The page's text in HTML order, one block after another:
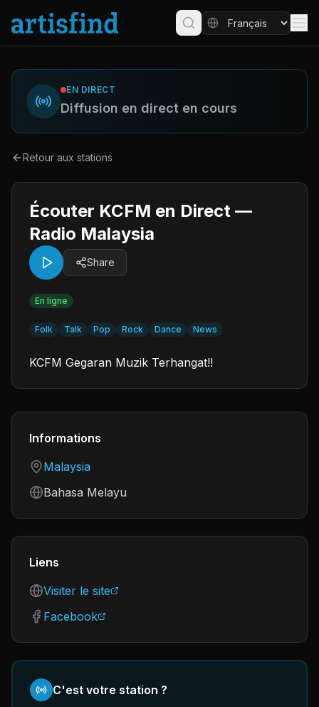
EN DIRECT
Diffusion en direct en cours
Retour aux stations
Écouter KCFM en Direct —
Radio Malaysia
Share
En ligne
Folk Talk Pop Rock Dance News
KCFM Gegaran Muzik Terhangat!!
Informations
Country
Malaysia
Language
Bahasa Melayu
Liens
Visiter le site
Facebook
C'est votre station ?